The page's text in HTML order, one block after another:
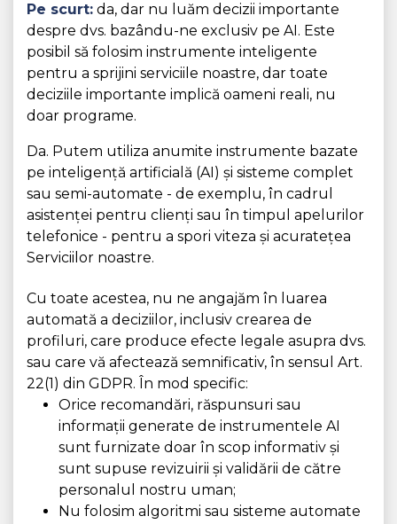
Pe scurt: da, dar nu luăm decizii importante
despre dvs. bazându-ne exclusiv pe AI. Este
posibil să folosim instrumente inteligente
pentru a sprijini serviciile noastre, dar toate
deciziile importante implică oameni reali, nu
doar programe.
Da. Putem utiliza anumite instrumente bazate
pe inteligență artificială (AI) și sisteme complet
sau semi-automate - de exemplu, în cadrul
asistenței pentru clienți sau în timpul apelurilor
telefonice - pentru a spori viteza și acuratețea
Serviciilor noastre.
Cu toate acestea, nu ne angajăm în luarea
automată a deciziilor, inclusiv crearea de
profiluri, care produce efecte legale asupra dvs.
sau care vă afectează semnificativ, în sensul Art.
22(1) din GDPR. În mod specific:
Orice recomandări, răspunsuri sau
informații generate de instrumentele AI
sunt furnizate doar în scop informativ și
sunt supuse revizuirii și validării de către
personalul nostru uman;
Nu folosim algoritmi sau sisteme automate